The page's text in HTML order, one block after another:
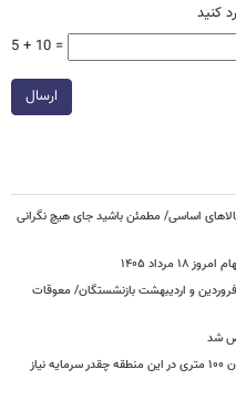
کنید
5 + 10 =
ارسال
اساسی/ مطمئن باشید جای هیچ نگرانی
۱۴۰۵
و اردیبهشت بازنشستگان/ معوقات
شد
لیست قیمت خرید مسکن در پونک/ خرید آپارتمان ۱۰۰ متری در این منطقه چقدر سرمایه نیاز